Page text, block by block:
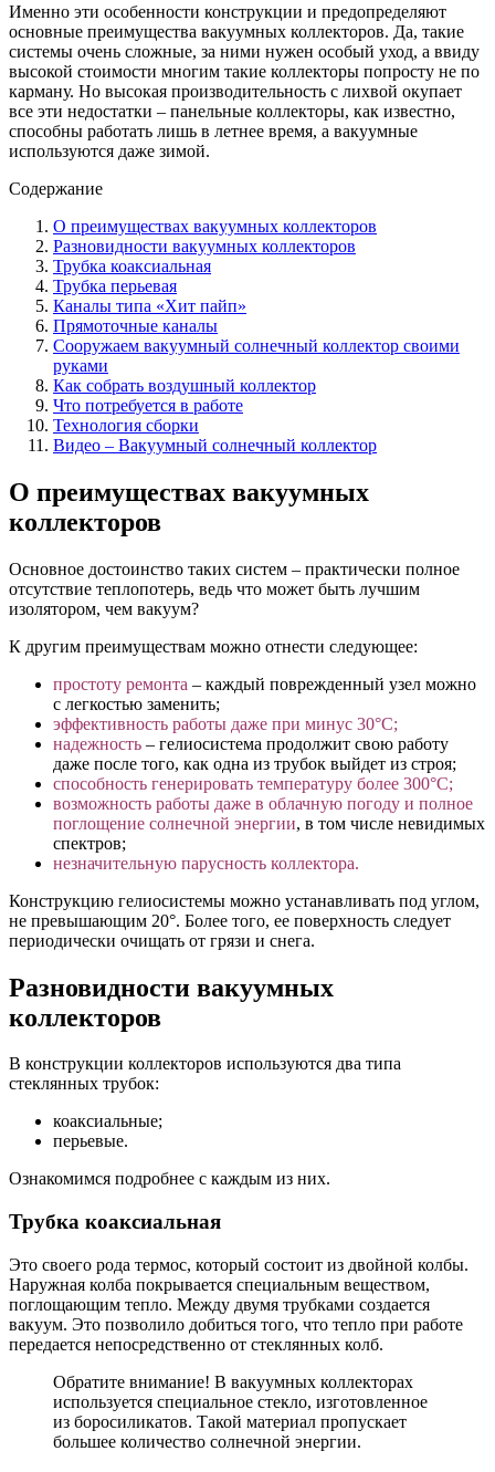
Именно эти особенности конструкции и предопределяют
основные преимущества вакуумных коллекторов. Да, такие
системы очень сложные, за ними нужен особый уход, а ввиду
высокой стоимости многим такие коллекторы попросту не по
карману. Но высокая производительность с лихвой окупает
все эти недостатки – панельные коллекторы, как известно,
способны работать лишь в летнее время, а вакуумные
используются даже зимой.
Содержание
О преимуществах вакуумных коллекторов
Разновидности вакуумных коллекторов
Трубка коаксиальная
Трубка перьевая
Каналы типа «Хит пайп»
Прямоточные каналы
Сооружаем вакуумный солнечный коллектор своими
руками
Как собрать воздушный коллектор
Что потребуется в работе
Технология сборки
Видео – Вакуумный солнечный коллектор
О преимуществах вакуумных
коллекторов
Основное достоинство таких систем – практически полное
отсутствие теплопотерь, ведь что может быть лучшим
изолятором, чем вакуум?
К другим преимуществам можно отнести следующее:
простоту ремонта – каждый поврежденный узел можно
с легкостью заменить;
эффективность работы даже при минус 30°С;
надежность – гелиосистема продолжит свою работу
даже после того, как одна из трубок выйдет из строя;
способность генерировать температуру более 300°С;
возможность работы даже в облачную погоду и полное
поглощение солнечной энергии, в том числе невидимых
спектров;
незначительную парусность коллектора.
Конструкцию гелиосистемы можно устанавливать под углом,
не превышающим 20°. Более того, ее поверхность следует
периодически очищать от грязи и снега.
Разновидности вакуумных
коллекторов
В конструкции коллекторов используются два типа
стеклянных трубок:
коаксиальные;
перьевые.
Ознакомимся подробнее с каждым из них.
Трубка коаксиальная
Это своего рода термос, который состоит из двойной колбы.
Наружная колба покрывается специальным веществом,
поглощающим тепло. Между двумя трубками создается
вакуум. Это позволило добиться того, что тепло при работе
передается непосредственно от стеклянных колб.
Обратите внимание! В вакуумных коллекторах
используется специальное стекло, изготовленное
из боросиликатов. Такой материал пропускает
большее количество солнечной энергии.